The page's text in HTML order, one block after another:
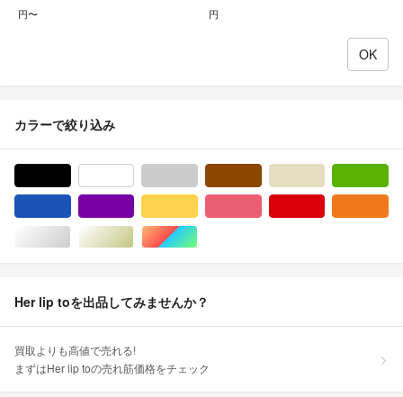
円〜 円
カラーで絞り込み
シルバー/銀色系ゴールド/金色系マルチカラー
Her lip toを出品してみませんか？
買取よりも高値で売れる!
まずはHer lip toの売れ筋価格をチェック